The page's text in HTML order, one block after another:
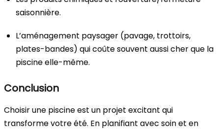
saisonnière.
L’aménagement paysager (pavage, trottoirs,
plates-bandes) qui coûte souvent aussi cher que la
piscine elle-même.
Conclusion
Choisir une piscine est un projet excitant qui
transforme votre été. En planifiant avec soin et en